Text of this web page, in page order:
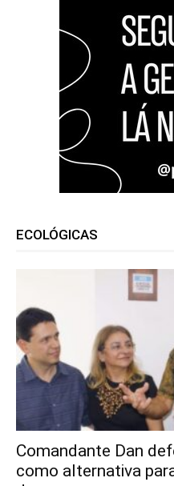
ECOLÓGICAS
Comandante Dan
como alternativa